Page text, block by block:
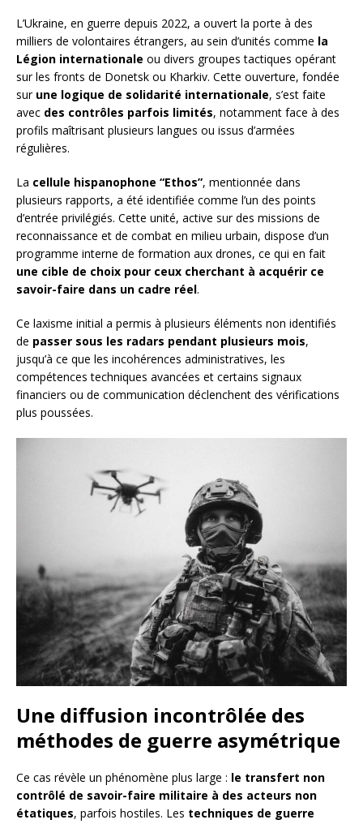
L’Ukraine, en guerre depuis 2022, a ouvert la porte à des
milliers de volontaires étrangers, au sein d’unités comme la
Légion internationale ou divers groupes tactiques opérant
sur les fronts de Donetsk ou Kharkiv. Cette ouverture, fondée
sur une logique de solidarité internationale, s’est faite
avec des contrôles parfois limités, notamment face à des
profils maîtrisant plusieurs langues ou issus d’armées
régulières.
La cellule hispanophone “Ethos”, mentionnée dans
plusieurs rapports, a été identifiée comme l’un des points
d’entrée privilégiés. Cette unité, active sur des missions de
reconnaissance et de combat en milieu urbain, dispose d’un
programme interne de formation aux drones, ce qui en fait
une cible de choix pour ceux cherchant à acquérir ce
savoir-faire dans un cadre réel.
Ce laxisme initial a permis à plusieurs éléments non identifiés
de passer sous les radars pendant plusieurs mois,
jusqu’à ce que les incohérences administratives, les
compétences techniques avancées et certains signaux
financiers ou de communication déclenchent des vérifications
plus poussées.
Une diffusion incontrôlée des
méthodes de guerre asymétrique
Ce cas révèle un phénomène plus large : le transfert non
contrôlé de savoir-faire militaire à des acteurs non
étatiques, parfois hostiles. Les techniques de guerre